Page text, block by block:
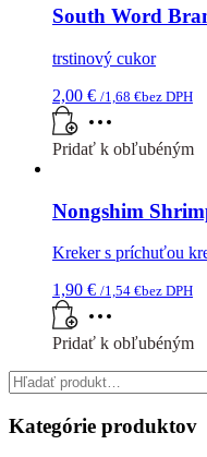
Možnosti
môžete
na
stránke
produktu.
South Word
trstinový cukor
2,00 € /1,68 €bez DPH
Pridať k obľubéným
Nongshim
Kreker s príchuťou
1,90 € /1,54 €bez DPH
Pridať k obľubéným
Search
for:
Kategórie produktov